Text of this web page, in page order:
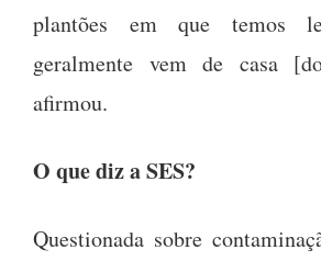
plantões em que temos
geralmente vem de casa
afirmou.
O que diz a SES?
Questionada sobre